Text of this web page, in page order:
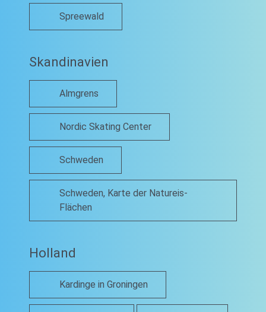
Spreewald
Skandinavien
Almgrens
Nordic Skating Center
Schweden
Schweden, Karte der Natureis-
Flächen
Holland
Kardinge in Groningen